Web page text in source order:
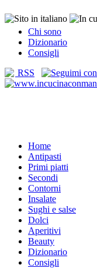
Chi sono
Dizionario
Consigli
RSS
Home
Antipasti
Primi piatti
Secondi
Contorni
Insalate
Sughi e salse
Dolci
Aperitivi
Beauty
Dizionario
Consigli